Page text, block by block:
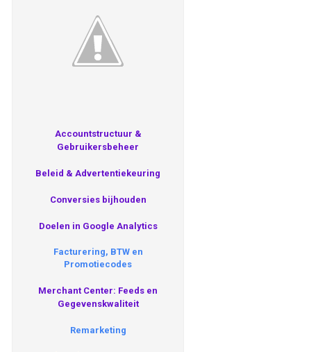
Accountstructuur &
Gebruikersbeheer
Beleid & Advertentiekeuring
Conversies bijhouden
Doelen in Google Analytics
Facturering, BTW en
Promotiecodes
Merchant Center: Feeds en
Gegevenskwaliteit
Remarketing